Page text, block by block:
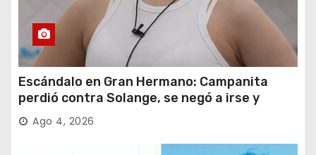
Escándalo en Gran Hermano: Campanita
perdió contra Solange, se negó a irse y
desafió al Big
Ago 4, 2026